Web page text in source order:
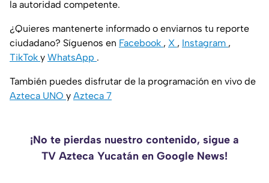
la autoridad competente.
¿Quieres mantenerte informado o enviarnos tu reporte
ciudadano? Síguenos en Facebook , X , Instagram ,
TikTok y WhatsApp .
También puedes disfrutar de la programación en vivo de
Azteca UNO y Azteca 7
¡No te pierdas nuestro contenido, sigue a
TV Azteca Yucatán en Google News!